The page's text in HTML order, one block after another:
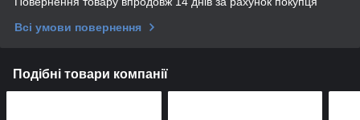
Всі умови повернення
Подібні товари компанії